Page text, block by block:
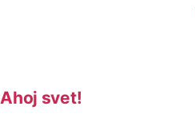
Ahoj svet!